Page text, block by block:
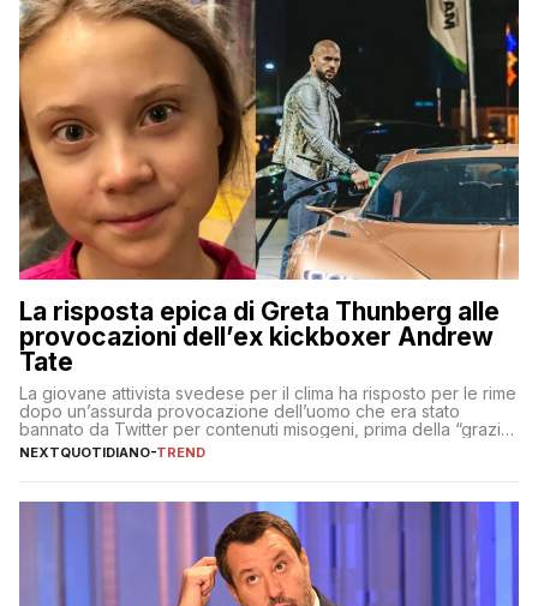
La risposta epica di Greta Thunberg alle
provocazioni dell’ex kickboxer Andrew
Tate
La giovane attivista svedese per il clima ha risposto per le rime
dopo un’assurda provocazione dell’uomo che era stato
bannato da Twitter per contenuti misogeni, prima della “grazia”
di Elon Musk
NEXTQUOTIDIANO-TREND